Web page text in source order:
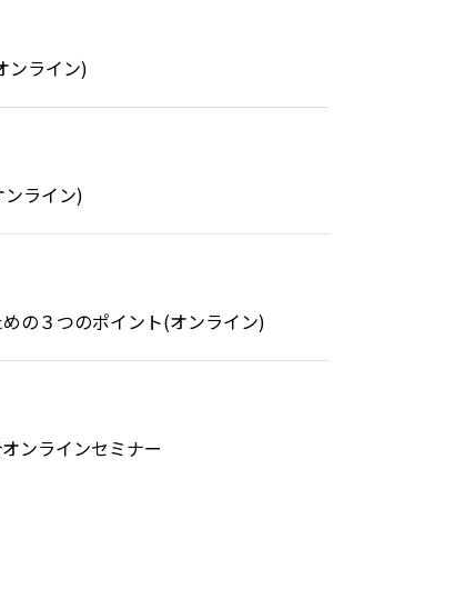
ンライン)
ンライン)
の３つのポイント(オンライン)
ンラインセミナー